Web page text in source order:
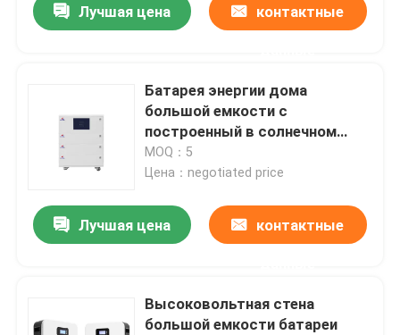
Лучшая цена контактные
Батарея энергии дома
большой емкости с
построенный в солнечном
инверторе
MOQ：5
Цена：negotiated price
Лучшая цена контактные
Высоковольтная стена
большой емкости батареи